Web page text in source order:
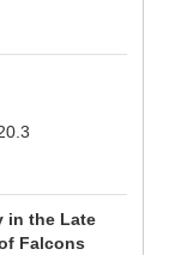
in the Late
Falcons